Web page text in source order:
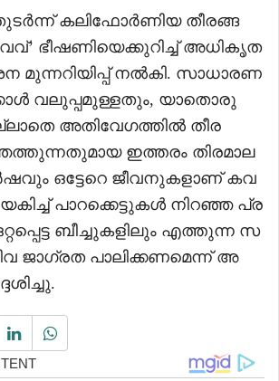
കലിഫോർണിയ തീരങ്ങ
വേവ്’ ഭീഷണിയെക്കുറിച്ച് അധികൃത
മുന്നറിയിപ്പ് നൽകി. സാധാരണ
വലുപ്പമുള്ളതും, യാതൊരു
അതിവേഗത്തിൽ തീര
ഇത്തരം തിരമാല
ഒട്ടേറെ ജീവനുകളാണ് കവ
പാറക്കെട്ടുകൾ നിറഞ്ഞ പ്ര
ബീച്ചുകളിലും എത്തുന്ന സ
ജാഗ്രത പാലിക്കണമെന്ന് അ